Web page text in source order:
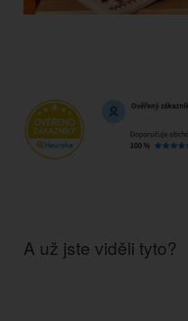
A už jste viděli tyto?